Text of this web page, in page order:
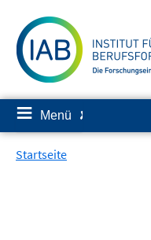
zum
Inhalt
≡ Menü ✘
Startseite